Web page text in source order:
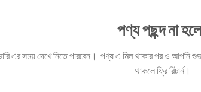
পণ্য পছন্দ না
এর সময় দেখে নিতে পারবেন। পণ্য এ মিল থাকার পর ও আপনি শুদু
থাকলে ফ্রি রিটার্ন।